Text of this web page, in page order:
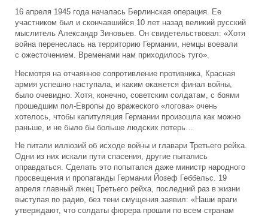
16 апреля 1945 года началась Берлинская операция. Ее
участником был и скончавшийся 10 лет назад великий русский
мыслитель Александр Зиновьев. Он свидетельствовал: «Хотя
война перенеслась на территорию Германии, немцы воевали
с ожесточением. Временами нам приходилось туго».
Несмотря на отчаянное сопротивление противника, Красная
армия успешно наступала, и каким окажется финал войны,
было очевидно. Хотя, конечно, советским солдатам, с боями
прошедшим пол-Европы до вражеского «логова» очень
хотелось, чтобы капитуляция Германии произошла как можно
раньше, и не было бы больше людских потерь…
Не питали иллюзий об исходе войны и главари Третьего рейха.
Одни из них искали пути спасения, другие пытались
оправдаться. Сделать это попытался даже министр народного
просвещения и пропаганды Германии Йозеф Геббельс. 19
апреля главный лжец Третьего рейха, последний раз в жизни
выступая по радио, без тени смущения заявил: «Наши враги
утверждают, что солдаты фюрера прошли по всем странам